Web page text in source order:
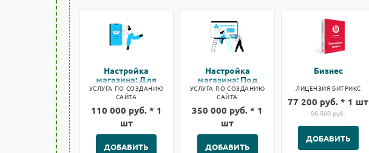
Настройка
магазина: Для
быстрого старта
УСЛУГА ПО СОЗДАНИЮ
САЙТА
110 000 руб. * 1
шт
ДОБАВИТЬ
Настройка
магазина: Под
ключ
УСЛУГА ПО СОЗДАНИЮ
САЙТА
350 000 руб. * 1
шт
ДОБАВИТЬ
Бизнес
ЛИЦЕНЗИЯ БИТРИКС
77 200 руб. * 1 шт
96 500 руб.
ДОБАВИТЬ